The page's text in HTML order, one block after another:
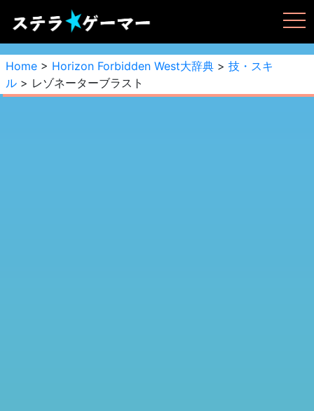
Home > Horizon Forbidden West大辞典 > 技・スキ
ル > レゾネーターブラスト